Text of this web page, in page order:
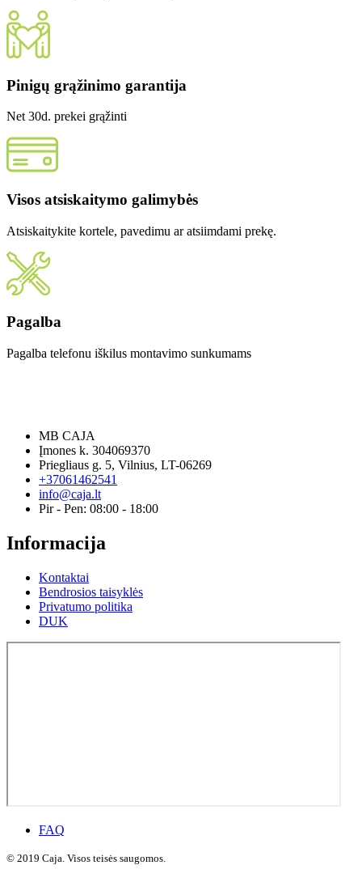
Pinigų grąžinimo garantija
Net 30d. prekei grąžinti
Visos atsiskaitymo galimybės
Atsiskaitykite kortele, pavedimu ar atsiimdami prekę.
Pagalba
Pagalba telefonu iškilus montavimo sunkumams
MB CAJA
Įmones k. 304069370
Priegliaus g. 5, Vilnius, LT-06269
+37061462541
info@caja.lt
Pir - Pen: 08:00 - 18:00
Informacija
Kontaktai
Bendrosios taisyklės
Privatumo politika
DUK
FAQ
© 2019 Caja. Visos teisės saugomos.